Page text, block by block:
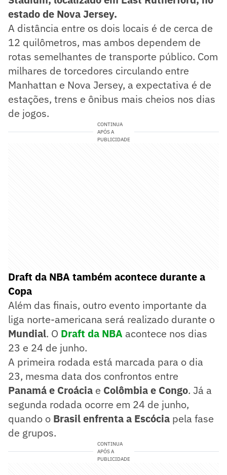
estado de Nova Jersey.
A distância entre os dois locais é de cerca de
12 quilômetros, mas ambos dependem de
rotas semelhantes de transporte público. Com
milhares de torcedores circulando entre
Manhattan e Nova Jersey, a expectativa é de
estações, trens e ônibus mais cheios nos dias
de jogos.
CONTINUA
APÓS A
PUBLICIDADE
Draft da NBA também acontece durante a
Copa
Além das finais, outro evento importante da
liga norte-americana será realizado durante o
Mundial. O Draft da NBA acontece nos dias
23 e 24 de junho.
A primeira rodada está marcada para o dia
23, mesma data dos confrontos entre
Panamá e Croácia e Colômbia e Congo. Já a
segunda rodada ocorre em 24 de junho,
quando o Brasil enfrenta a Escócia pela fase
de grupos.
CONTINUA
APÓS A
PUBLICIDADE